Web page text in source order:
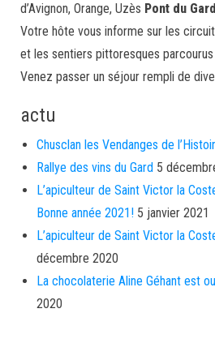
d’Avignon, Orange, Uzès Pont du Gard
Votre hôte vous informe sur les
et les sentiers pittoresques parcourus
Venez passer un séjour rempli de
actu
Chusclan les Vendanges de
Rallye des vins du Gard 5
L’apiculteur de Saint Victor la
Bonne année 2021! 5 janvier 2021
L’apiculteur de Saint Victor la
décembre 2020
La chocolaterie Aline Géhant est
2020